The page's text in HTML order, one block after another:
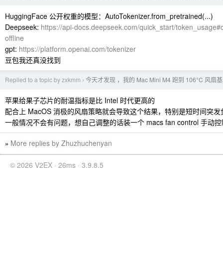
HuggingFace 公开权重的模型：AutoTokenizer.from_pretrained(...)
Deepseek: https://api-docs.deepseek.com/quick_start/
offline
gpt: https://platform.openai.com/tokenizer
豆包我还真没找到
Replied to a topic by zxkmm › 今天才发现 ，我的 Mac Mini M4 跑到 106°C 风扇
苹果给果子芯片的耐温指标是比 Intel 时代更高的
配合上 MacOS 消极的风扇策略就会导致这个结果，特别是短时间突
一般情况不会有问题，想自己调整的话装一个 macs fan control 手动
» More replies by Zhuzhuchenyan
© 2026 V2EX · 26ms · 3.9.8.5